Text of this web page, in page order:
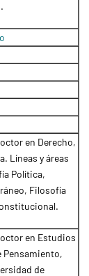
en Derecho,
Líneas y áreas
Política,
Filosofía
en Estudios
de